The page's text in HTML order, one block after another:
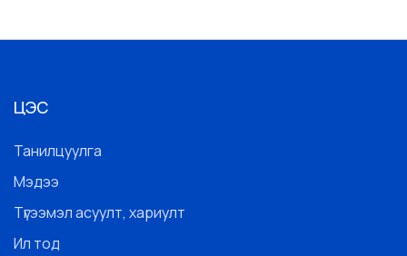
ЦЭС
Танилцуулга
Мэдээ
Түгээмэл асуулт, хариулт
Ил тод